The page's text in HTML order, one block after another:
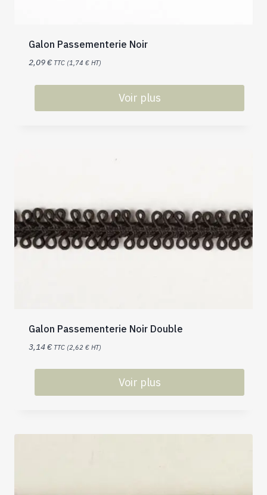
Galon Passementerie Noir
2,09€ TTC (1,74 € HT)
Voir plus
Galon Passementerie Noir Double
3,14€ TTC (2,62 € HT)
Voir plus